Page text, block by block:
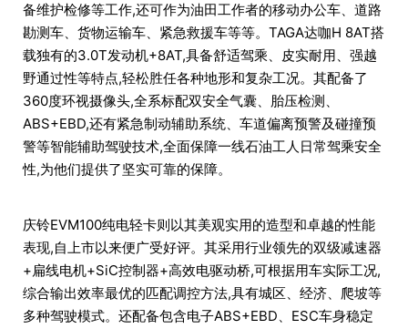
备维护检修等工作,还可作为油田工作者的移动办公车、道路
勘测车、货物运输车、紧急救援车等等。TAGA达咖H 8AT搭
载独有的3.0T发动机+8AT,具备舒适驾乘、皮实耐用、强越
野通过性等特点,轻松胜任各种地形和复杂工况。其配备了
360度环视摄像头,全系标配双安全气囊、胎压检测、
ABS+EBD,还有紧急制动辅助系统、车道偏离预警及碰撞预
警等智能辅助驾驶技术,全面保障一线石油工人日常驾乘安全
性,为他们提供了坚实可靠的保障。
庆铃EVM100纯电轻卡则以其美观实用的造型和卓越的性能
表现,自上市以来便广受好评。其采用行业领先的双级减速器
+扁线电机+SiC控制器+高效电驱动桥,可根据用车实际工况,
综合输出效率最优的匹配调控方法,具有城区、经济、爬坡等
多种驾驶模式。还配备包含电子ABS+EBD、ESC车身稳定